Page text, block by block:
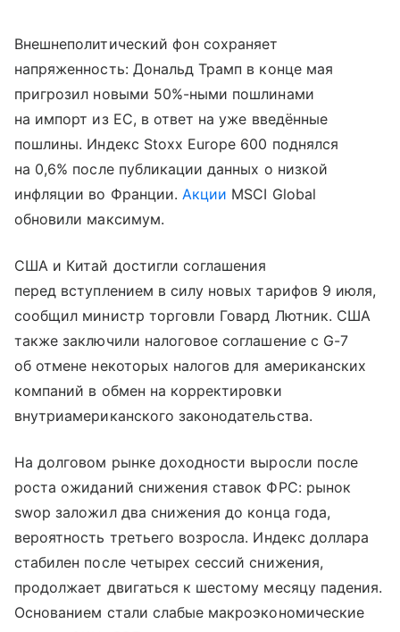
Внешнеполитический фон сохраняет
напряженность: Дональд Трамп в конце мая
пригрозил новыми 50%-ными пошлинами
на импорт из ЕС, в ответ на уже введённые
пошлины. Индекс Stoxx Europe 600 поднялся
на 0,6% после публикации данных о низкой
инфляции во Франции. Акции MSCI Global
обновили максимум.
США и Китай достигли соглашения
перед вступлением в силу новых тарифов 9 июля,
сообщил министр торговли Говард Лютник. США
также заключили налоговое соглашение с G-7
об отмене некоторых налогов для американских
компаний в обмен на корректировки
внутриамериканского законодательства.
На долговом рынке доходности выросли после
роста ожиданий снижения ставок ФРС: рынок
swop заложил два снижения до конца года,
вероятность третьего возросла. Индекс доллара
стабилен после четырех сессий снижения,
продолжает двигаться к шестому месяцу падения.
Основанием стали слабые макроэкономические